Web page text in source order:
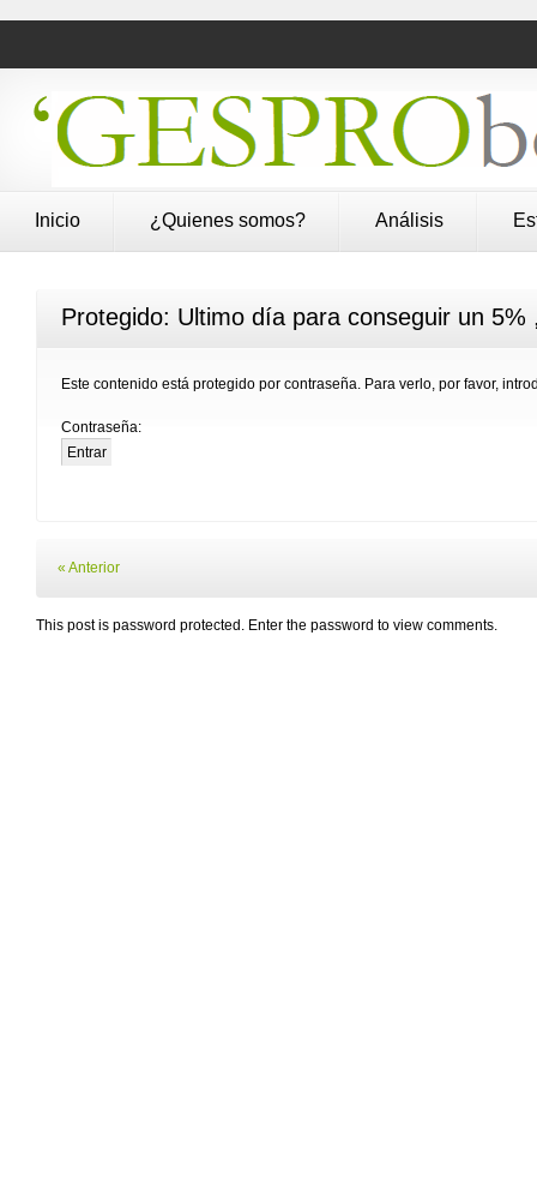
Inicio ¿Quienes somos? Análisis
Protegido: Ultimo día para conseguir un
Este contenido está protegido por contraseña. Para verlo, por favor,
Contraseña:
« Anterior
This post is password protected. Enter the password to view comments.